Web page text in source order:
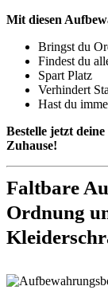
Mit diesen
Bringst du
Findest du
Spart Platz
Verhindert
Hast du
Bestelle jetzt
Zuhause!
Faltbare
Ordnung